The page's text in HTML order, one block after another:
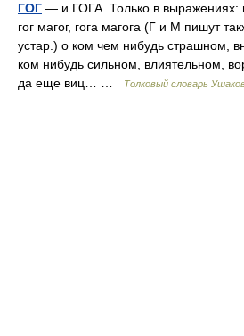
ГОГ — и ГОГА. Только в выражениях:
гог магог, гога магога (Г и М пишут
устар.) о ком чем нибудь страшном,
ком нибудь сильном, влиятельном,
да еще виц… …
Толковый словарь